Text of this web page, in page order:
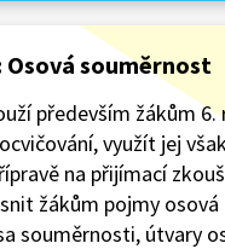
Osová souměrnost
především žákům 6.
využít jej
na přijímací
žákům pojmy osová
souměrnosti, útvary